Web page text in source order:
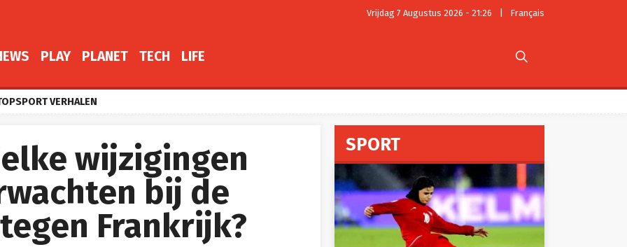
Vrijdag 7 Augustus 2026 - 21:26 Français
PLAY PLANET TECH LIFE 
VERHALEN
wijzigingen
bij de
Frankrijk?
SPORT